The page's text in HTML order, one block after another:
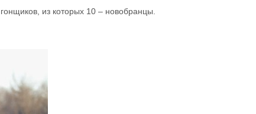
из которых 10 – новобранцы.